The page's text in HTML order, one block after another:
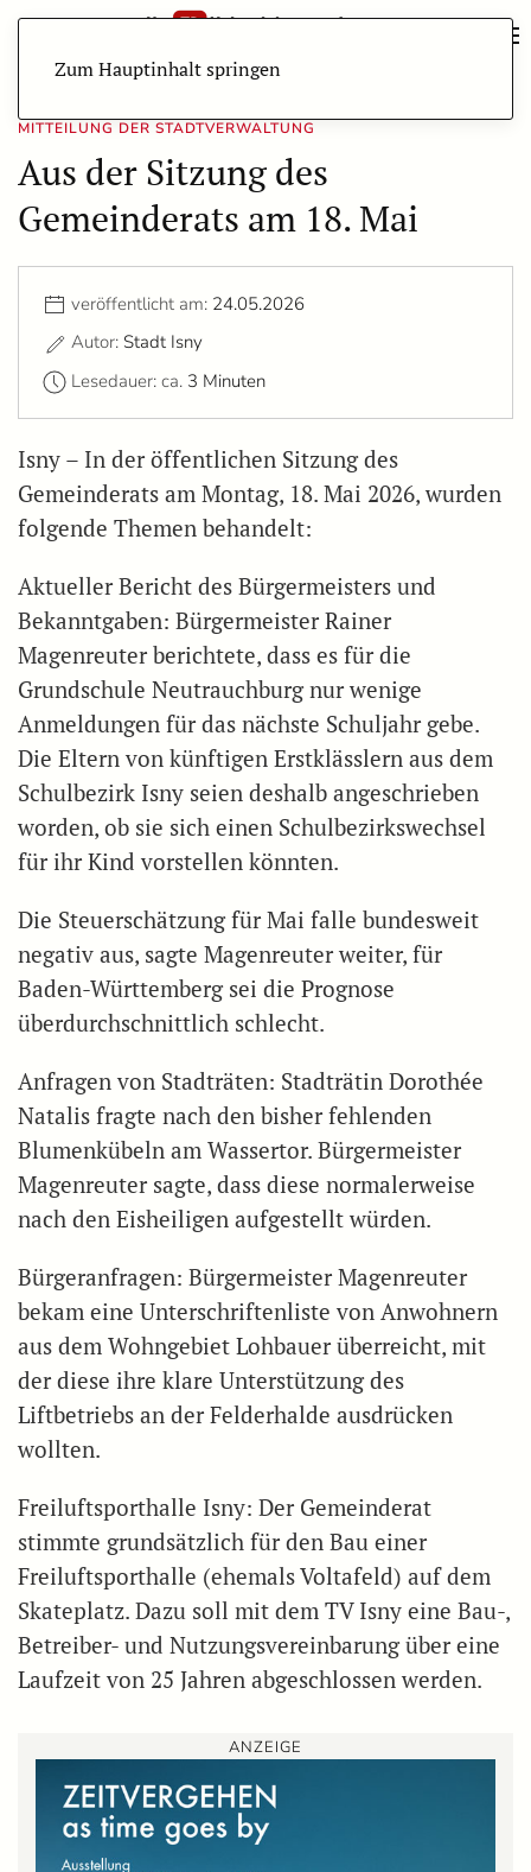
Zum Hauptinhalt springen
MITTEILUNG DER STADTVERWALTUNG
Aus der Sitzung des
Gemeinderats am 18. Mai
veröffentlicht am: 24.05.2026
Autor: Stadt Isny
Lesedauer: ca. 3 Minuten
Isny – In der öffentlichen Sitzung des
Gemeinderats am Montag, 18. Mai 2026, wurden
folgende Themen behandelt:
Aktueller Bericht des Bürgermeisters und
Bekanntgaben: Bürgermeister Rainer
Magenreuter berichtete, dass es für die
Grundschule Neutrauchburg nur wenige
Anmeldungen für das nächste Schuljahr gebe.
Die Eltern von künftigen Erstklässlern aus dem
Schulbezirk Isny seien deshalb angeschrieben
worden, ob sie sich einen Schulbezirkswechsel
für ihr Kind vorstellen könnten.
Die Steuerschätzung für Mai falle bundesweit
negativ aus, sagte Magenreuter weiter, für
Baden-Württemberg sei die Prognose
überdurchschnittlich schlecht.
Anfragen von Stadträten: Stadträtin Dorothée
Natalis fragte nach den bisher fehlenden
Blumenkübeln am Wassertor. Bürgermeister
Magenreuter sagte, dass diese normalerweise
nach den Eisheiligen aufgestellt würden.
Bürgeranfragen: Bürgermeister Magenreuter
bekam eine Unterschriftenliste von Anwohnern
aus dem Wohngebiet Lohbauer überreicht, mit
der diese ihre klare Unterstützung des
Liftbetriebs an der Felderhalde ausdrücken
wollten.
Freiluftsporthalle Isny: Der Gemeinderat
stimmte grundsätzlich für den Bau einer
Freiluftsporthalle (ehemals Voltafeld) auf dem
Skateplatz. Dazu soll mit dem TV Isny eine Bau-,
Betreiber- und Nutzungsvereinbarung über eine
Laufzeit von 25 Jahren abgeschlossen werden.
ANZEIGE